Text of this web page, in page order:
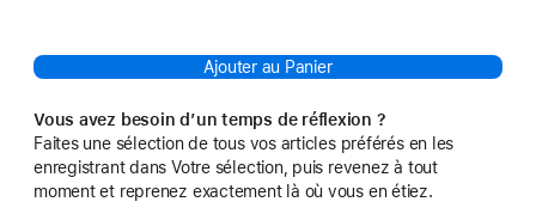
Ajouter au Panier
Vous avez besoin d’un temps de réflexion ?
Faites une sélection de tous vos articles préférés en les
enregistrant dans Votre sélection, puis revenez à tout
moment et reprenez exactement là où vous en étiez.